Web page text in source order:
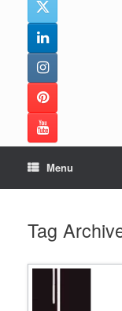
Menu
Tag